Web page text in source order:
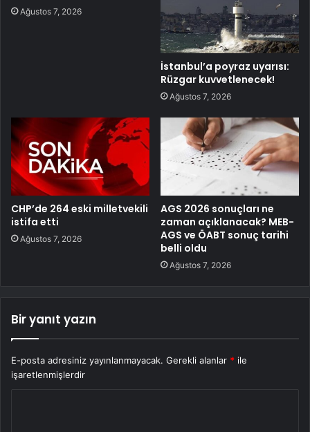
Ağustos 7, 2026
İstanbul’a poyraz uyarısı:
Rüzgar kuvvetlenecek!
Ağustos 7, 2026
CHP’de 264 eski milletvekili
istifa etti
Ağustos 7, 2026
AGS 2026 sonuçları ne
zaman açıklanacak? MEB-
AGS ve ÖABT sonuç tarihi
belli oldu
Ağustos 7, 2026
Bir yanıt yazın
E-posta adresiniz yayınlanmayacak. Gerekli alanlar * ile
işaretlenmişlerdir